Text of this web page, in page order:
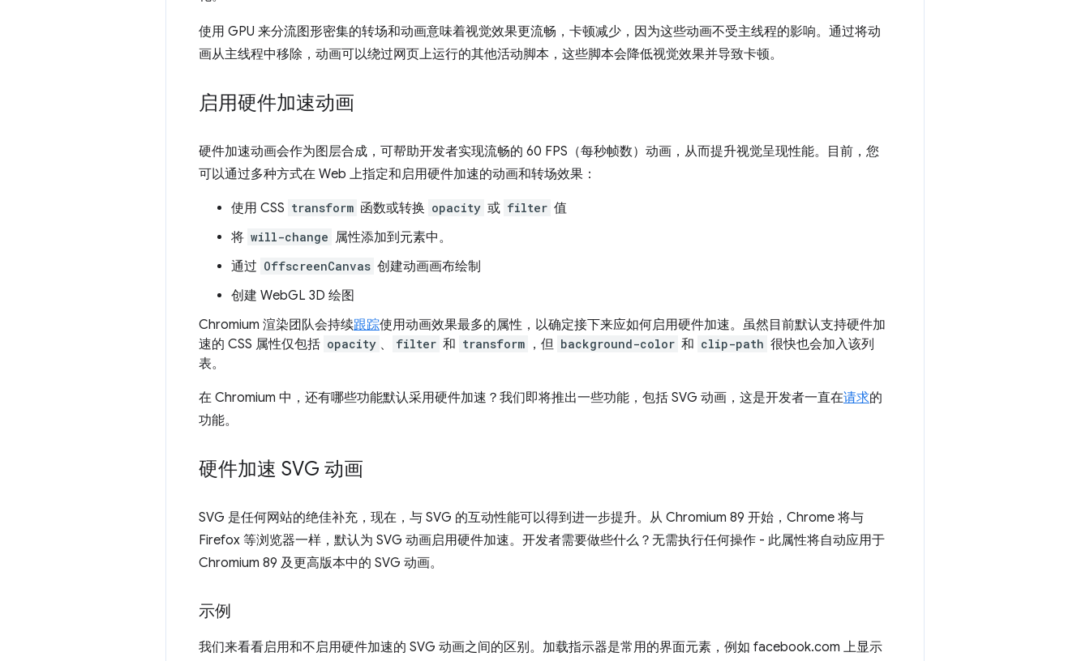
使用 GPU 来分流图形密集的转场和动画意味着视觉效果更流畅，卡顿减少，因为这些动画不受主线程的影响。通过将动
画从主线程中移除，动画可以绕过网页上运行的其他活动脚本，这些脚本会降低视觉效果并导致卡顿。
启用硬件加速动画
硬件加速动画会作为图层合成，可帮助开发者实现流畅的 60 FPS（每秒帧数）动画，从而提升视觉呈现性能。目前，您
可以通过多种方式在 Web 上指定和启用硬件加速的动画和转场效果：
使用 CSS transform 函数或转换 opacity 或 filter 值
将 will-change 属性添加到元素中。
通过 OffscreenCanvas 创建动画画布绘制
创建 WebGL 3D 绘图
Chromium 渲染团队会持续跟踪使用动画效果最多的属性，以确定接下来应如何启用硬件加速。虽然目前默认支持硬件加
速的 CSS 属性仅包括 opacity 、 filter 和 transform ，但 background-color 和 clip-path 很快也会加入该列
表。
在 Chromium 中，还有哪些功能默认采用硬件加速？我们即将推出一些功能，包括 SVG 动画，这是开发者一直在请求的
功能。
硬件加速 SVG 动画
SVG 是任何网站的绝佳补充，现在，与 SVG 的互动性能可以得到进一步提升。从 Chromium 89 开始，Chrome 将与
Firefox 等浏览器一样，默认为 SVG 动画启用硬件加速。开发者需要做些什么？无需执行任何操作 - 此属性将自动应用于
Chromium 89 及更高版本中的 SVG 动画。
示例
我们来看看启用和不启用硬件加速的 SVG 动画之间的区别。加载指示器是常用的界面元素，例如 facebook.com 上显示